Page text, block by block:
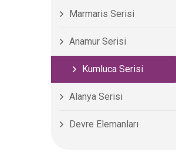
Marmaris Serisi
Anamur Serisi
Kumluca Serisi
Alanya Serisi
Devre Elemanları